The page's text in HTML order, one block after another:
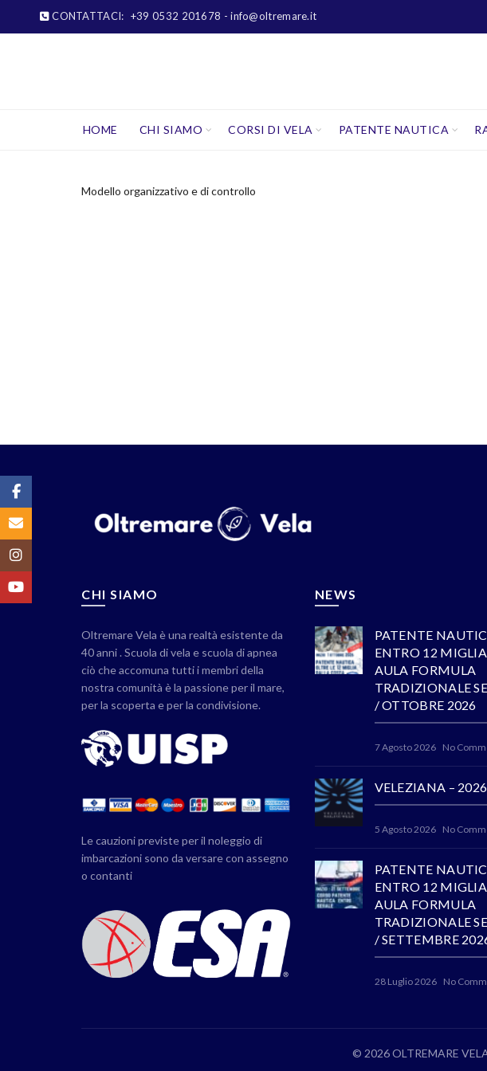
CONTATTACI: +39 0532 201678 - info@oltremare.it
HOME CHI SIAMO CORSI DI VELA PATENTE NAUTICA
Modello organizzativo e di controllo
CHI SIAMO
Oltremare Vela è una realtà esistente da
40 anni . Scuola di vela e scuola di apnea
ciò che accomuna tutti i membri della
nostra comunità è la passione per il mare,
per la scoperta e per la condivisione.
Le cauzioni previste per il noleggio di
imbarcazioni sono da versare con assegno
o contanti
NEWS
PATENTE
ENTRO 12
AULA FORMULA
TRADIZIONALE
/ OTTOBRE 2026
7 Agosto 2026 No
VELEZIANA – 2026
5 Agosto 2026 No
PATENTE
ENTRO 12
AULA FORMULA
TRADIZIONALE
/ SETTEMBRE
28 Luglio 2026 No
© 2026 OLTREMARE